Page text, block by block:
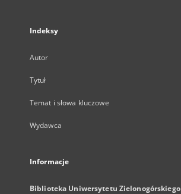
Indeksy
Autor
Tytuł
Temat i słowa kluczowe
Wydawca
Informacje
Biblioteka Uniwersytetu Zielonogórskiego